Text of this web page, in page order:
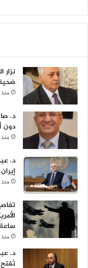
د.
دون
د.
منذ 5 أيام
ساعة
منذ 6 أيام
د.